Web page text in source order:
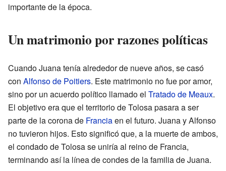
importante de la época.
Un matrimonio por razones políticas
Cuando Juana tenía alrededor de nueve años, se casó
con Alfonso de Poitiers. Este matrimonio no fue por amor,
sino por un acuerdo político llamado el Tratado de Meaux.
El objetivo era que el territorio de Tolosa pasara a ser
parte de la corona de Franciaen el futuro. Juana y Alfonso
no tuvieron hijos. Esto significó que, a la muerte de ambos,
el condado de Tolosa se uniría al reino de Francia,
terminando así la línea de condes de la familia de Juana.